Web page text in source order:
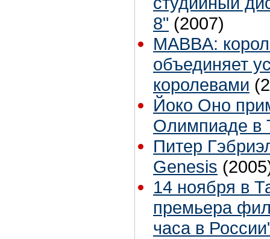
8" (2007)
MABBA:
объединяет
королевами
Йоко Оно
Олимпиаде в
Питер
Genesis
14 ноября в
премьера
часа в